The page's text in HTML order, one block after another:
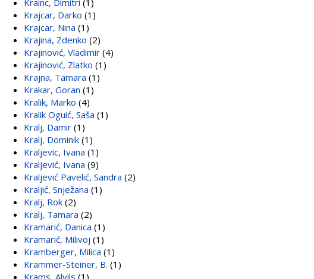
Krainc, Dimitri (1)
Krajcar, Darko (1)
Krajcar, Nina (1)
Krajina, Zdenko (2)
Krajinović, Vladimir (4)
Krajinović, Zlatko (1)
Krajna, Tamara (1)
Krakar, Goran (1)
Kralik, Marko (4)
Kralik Oguić, Saša (1)
Kralj, Damir (1)
Kralj, Dominik (1)
Kraljevic, Ivana (1)
Kraljević, Ivana (9)
Kraljević Pavelić, Sandra (2)
Kraljić, Snježana (1)
Kralj, Rok (2)
Kralj, Tamara (2)
Kramarić, Danica (1)
Kramarić, Milivoj (1)
Kramberger, Milica (1)
Krammer-Steiner, B. (1)
Krams, Alvils (1)